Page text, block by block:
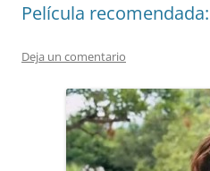
Película
Deja un comentario